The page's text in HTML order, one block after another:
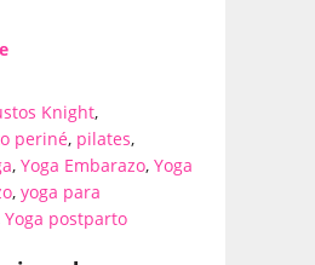
Knight,
periné, pilates,
, Yoga Embarazo, Yoga
, yoga para
Yoga postparto